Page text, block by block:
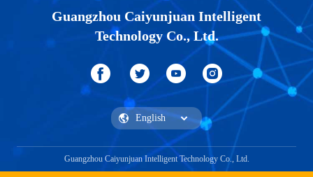
Guangzhou Caiyunjuan Intelligent
Technology Co., Ltd.
Guangzhou Caiyunjuan Intelligent Technology Co., Ltd.